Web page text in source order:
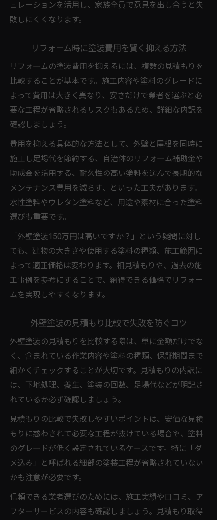
ュレーションを活用し、家族全員で意見を出し合うと失
敗しにくくなります。
リフォーム時に塗装費用を賢く抑える方法
リフォームの塗装費用を抑えるには、複数の見積もりを
比較することが基本です。施工内容や塗料のグレードに
よって費用は大きく異なり、安さだけで業者を選ぶと必
要な工程が省略されるリスクもあるため、詳細な内訳を
確認しましょう。
費用を抑える具体的な方法として、外壁と屋根を同時に
施工し足場代を節約する、自治体のリフォーム補助金や
助成金を活用する、耐久性の高い塗料を選んで長期的な
メンテナンス費用を減らす、といった工夫があります。
水性塗料やウレタン塗料など、用途や素材に合った塗料
選びも重要です。
「外壁塗装150万円は高いですか？」という疑問に対し
ても、建物の大きさや使用する塗料の種類、施工範囲に
よって適正価格は変わります。相見積もりや、過去の施
工事例を参考にすることで、納得できる価格でリフォー
ムを実現しやすくなります。
外壁塗装の見積もり比較で失敗を防ぐコツ
外壁塗装の見積もりを比較する際は、単に金額だけでな
く、含まれている作業内容や塗料の種類、保証期間まで
細かくチェックすることが大切です。見積もりの内訳に
は、下地処理、養生、塗装の回数、足場代などが明記さ
れているか必ず確認しましょう。
見積もりの比較で失敗しやすいポイントは、安価な見積
もりに惑わされて必要な工程が抜けている場合や、塗料
のグレードが低く設定されているケースです。特に「ダ
メ込み」と呼ばれる細部の塗装工程が省略されていない
かも注意が必要です。
信頼できる業者選びのためには、施工実績や口コミ、ア
フターサービスの内容も確認しましょう。見積もり取得